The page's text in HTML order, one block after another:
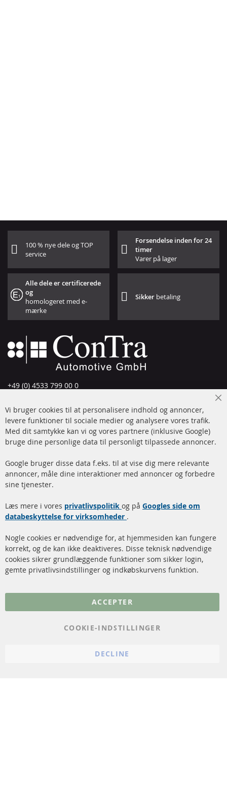
100 % nye dele og TOP
service
Forsendelse inden for 24
timer
Varer på lager
Alle dele er certificerede
og
homologeret med e-
mærke
Sikker betaling
+49 (0) 4533 799 00 0
info@contra-automotive.de
www.contra-automotive.de
Facebook
Instagram
Hurtige links
Dieselpartikelfilter (DPF)
rengøring
Katalysator (KAT)
Sensorer
FAQ
Kundeservice
Betalingsmetoder
Kontakt
Vi bruger cookies til at personalisere indhold og annoncer,
levere funktioner til sociale medier og analysere vores trafik.
Med dit samtykke kan vi og vores partnere (inklusive Google)
bruge dine personlige data til personligt tilpassede annoncer.
Google bruger disse data f.eks. til at vise dig mere relevante
annoncer, måle dine interaktioner med annoncer og forbedre
sine tjenester.
Læs mere i vores privatlivspolitik og på Googles side om
databeskyttelse for virksomheder .
Nogle cookies er nødvendige for, at hjemmesiden kan fungere
korrekt, og de kan ikke deaktiveres. Disse teknisk nødvendige
cookies sikrer grundlæggende funktioner som sikker login,
gemte privatlivsindstillinger og indkøbskurvens funktion.
ACCEPTER
COOKIE-INDSTILLINGER
DECLINE